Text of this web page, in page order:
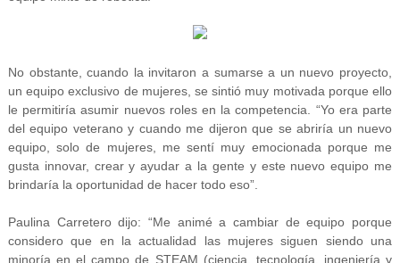
No obstante, cuando la invitaron a sumarse a un nuevo proyecto,
un equipo exclusivo de mujeres, se sintió muy motivada porque ello
le permitiría asumir nuevos roles en la competencia. “Yo era parte
del equipo veterano y cuando me dijeron que se abriría un nuevo
equipo, solo de mujeres, me sentí muy emocionada porque me
gusta innovar, crear y ayudar a la gente y este nuevo equipo me
brindaría la oportunidad de hacer todo eso”.
Paulina Carretero dijo: “Me animé a cambiar de equipo porque
considero que en la actualidad las mujeres siguen siendo una
minoría en el campo de STEAM (ciencia, tecnología, ingeniería y